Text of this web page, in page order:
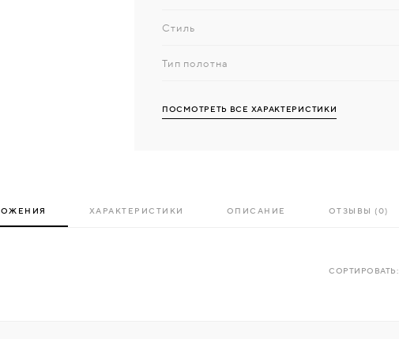
Стиль
Тип полотна
ПОСМОТРЕТЬ ВСЕ ХАРАКТЕРИСТИКИ
ХАРАКТЕРИСТИКИ ОПИСАНИЕ ОТЗЫВЫ (0)
СОРТИРОВАТЬ: